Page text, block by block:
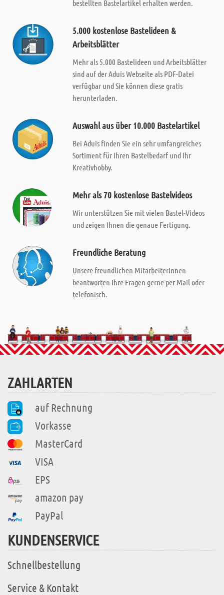
bestellten Bastelartikel erhalten werden.
5.000 kostenlose Bastelideen &
Arbeitsblätter
Mehr als 5.000 Bastelideen und Arbeitsblätter
sind auf der Aduis Webseite als PDF-Datei
verfügbar und Sie können diese gratis
herunterladen.
Auswahl aus über 10.000 Bastelartikel
Bei Aduis finden Sie ein sehr umfangreiches
Sortiment für Ihren Bastelbedarf und Ihr
Kreativhobby.
Mehr als 70 kostenlose Bastelvideos
Wir unterstützen Sie mit vielen Bastel-Videos
und zeigen Ihnen die genaue Fertigung.
Freundliche Beratung
Unsere freundlichen MitarbeiterInnen
beantworten Ihre Fragen gerne per Mail oder
telefonisch.
ZAHLARTEN
auf Rechnung
Vorkasse
MasterCard
VISA
EPS
amazon pay
PayPal
KUNDENSERVICE
Schnellbestellung
Service & Kontakt